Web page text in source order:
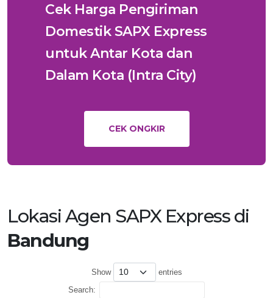
Cek Harga Pengiriman
Domestik SAPX Express
untuk Antar Kota dan
Dalam Kota (Intra City)
CEK ONGKIR
Lokasi Agen SAPX Express di
Bandung
Show
entries
Search: